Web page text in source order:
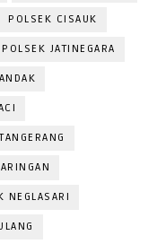
POLSEK CISAUK
POLSEK JATINEGARA
NEGLASARI